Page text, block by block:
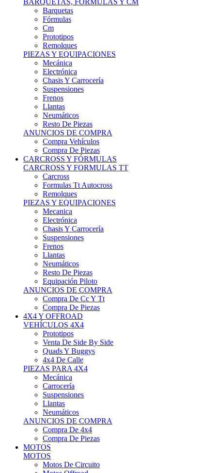
BARQUETAS, FÓRMULAS Y CM
Barquetas
Fórmulas
Cm
Prototipos
Remolques
PIEZAS Y EQUIPACIONES
Mecánica
Electrónica
Chasis Y Carrocería
Suspensiones
Frenos
Llantas
Neumáticos
Resto De Piezas
ANUNCIOS DE COMPRA
Compra Vehículos
Compra De Piezas
CARCROSS Y FÓRMULAS
CARCROSS Y FORMULAS TT
Carcross
Formulas Tt Autocross
Remolques
PIEZAS Y EQUIPACIONES
Mecanica
Electrónica
Chasis Y Carrocería
Suspensiones
Frenos
Llantas
Neumáticos
Resto De Piezas
Equipación Piloto
ANUNCIOS DE COMPRA
Compra De Cc Y Tt
Compra De Piezas
4X4 Y OFFROAD
VEHÍCULOS 4X4
Prototipos
Venta De Side By Side
Quads Y Buggys
4x4 De Calle
PIEZAS PARA 4X4
Mecánica
Carrocería
Suspensiones
Llantas
Neumáticos
ANUNCIOS DE COMPRA
Compra De 4x4
Compra De Piezas
MOTOS
MOTOS
Motos De Circuito